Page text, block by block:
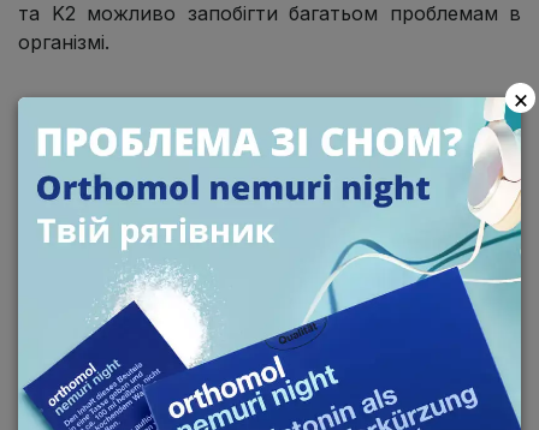
та K2 можливо запобігти багатьом проблемам в
організмі.
Orthomol Vitamin D3+K2
(Ортомол Вітамін Д3+К2) у
вигляді спрею, запобігає дефіциту цих двох
×